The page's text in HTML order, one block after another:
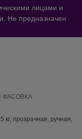
лицами и
Не предназначен
ФАСОВКА
кг, прозрачная, ручная,